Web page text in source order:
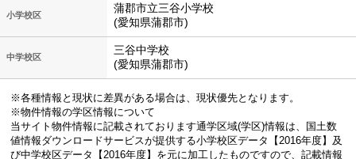
小学校区
蒲郡市立三谷小学校
(愛知県蒲郡市)
中学校区
三谷中学校
(愛知県蒲郡市)
※各種情報と現状に差異がある場合は、現状優先となります。
※物件情報の学区情報について
当サイト物件情報に記載されております通学区域(学区)情報は、国土数
値情報ダウンロードサービスが提供する小学校区データ【2016年度】及
び中学校区データ【2016年度】を元に加工したものですので、記載情報